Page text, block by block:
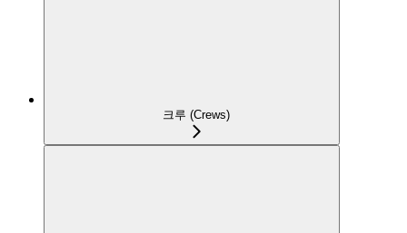
크루 (Crews)